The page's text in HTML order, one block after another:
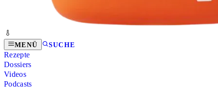
MENÜ SUCHE
Rezepte
Dossiers
Videos
Podcasts